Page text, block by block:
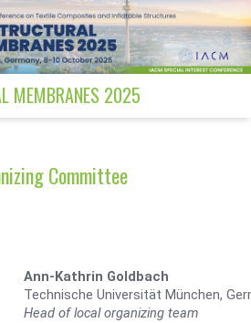
MEMBRANES 2025
Committee
Ann-Kathrin Goldbach
Technische Universität München,
Head of local organizing team